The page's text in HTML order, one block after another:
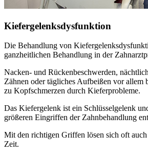
Kiefergelenksdysfunktion
Die Behandlung von
ganzheitlichen Behandlung in der
Nacken- und Rückenbeschwerden,
Zähnen oder tägliches Aufbeißen vor allem
zu Kopfschmerzen durch Kieferprobleme.
Das Kiefergelenk ist ein Schlüsselgelenk
größeren Eingriffen der Zahnbehandlung
Mit den richtigen Griffen lösen sich oft
Zeit.